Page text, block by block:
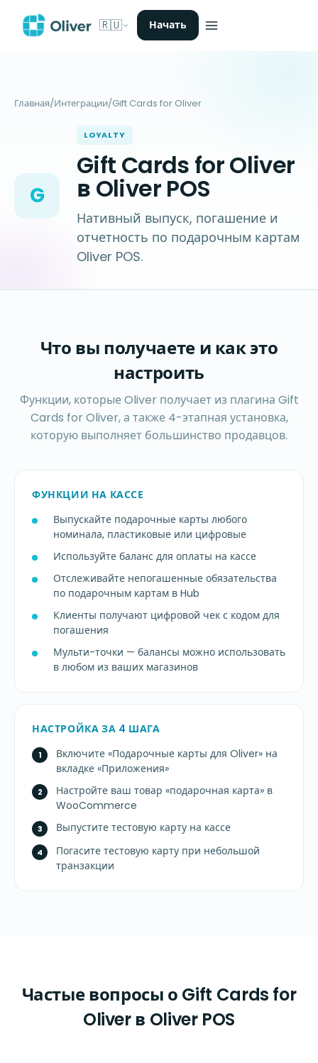
🇷🇺 Начать
Главная/Интеграции/Gift Cards for Oliver
G
LOYALTY
Gift Cards for Oliver
в Oliver POS
Нативный выпуск, погашение и
отчетность по подарочным картам
Oliver POS.
Что вы получаете и как это
настроить
Функции, которые Oliver получает из плагина Gift
Cards for Oliver, а также 4-этапная установка,
которую выполняет большинство продавцов.
ФУНКЦИИ НА КАССЕ
Выпускайте подарочные карты любого
номинала, пластиковые или цифровые
Используйте баланс для оплаты на кассе
Отслеживайте непогашенные обязательства
по подарочным картам в Hub
Клиенты получают цифровой чек с кодом для
погашения
Мульти-точки — балансы можно использовать
в любом из ваших магазинов
НАСТРОЙКА ЗА 4 ШАГА
Включите «Подарочные карты для Oliver» на
вкладке «Приложения»
Настройте ваш товар «подарочная карта» в
WooCommerce
Выпустите тестовую карту на кассе
Погасите тестовую карту при небольшой
транзакции
Частые вопросы о Gift Cards for
Oliver в Oliver POS